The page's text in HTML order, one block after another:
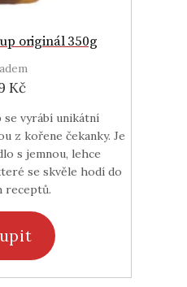
originál 350g
Kč
se vyrábí unikátní
z kořene čekanky. Je
s jemnou, lehce
se skvěle hodí do
receptů.